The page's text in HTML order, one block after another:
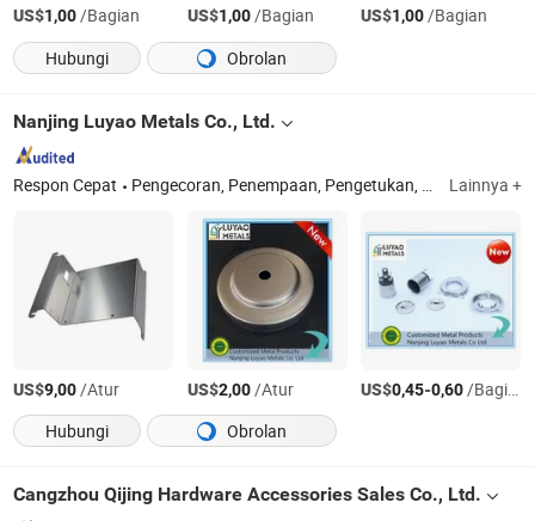
US$1,00/Bagian US$1,00/Bagian US$1,00/Bagian
Hubungi
Obrolan
Nanjing Luyao Metals Co., Ltd.
Respon Cepat Pengecoran, Penempaan, Pengetukan, Pemesinan, Produk Logam, Bagian Pemesinan Plastik, Pemesinan Logam, Bagian Kustom, Bagian Logam, Bagian Desain Lainnya +
US$9,00/Atur US$2,00/Atur US$0,45-0,60/Bagian
Hubungi
Obrolan
Cangzhou Qijing Hardware Accessories Sales Co., Ltd.